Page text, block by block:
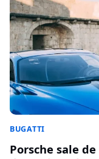
BUGATTI
Porsche sale